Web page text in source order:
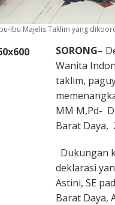
Ibu Majelis Taklim yang
SORONG–
Wanita
taklim,
MM M,Pd-
Barat Daya,
Dukungan
deklarasi
Astini, SE
Barat Daya,